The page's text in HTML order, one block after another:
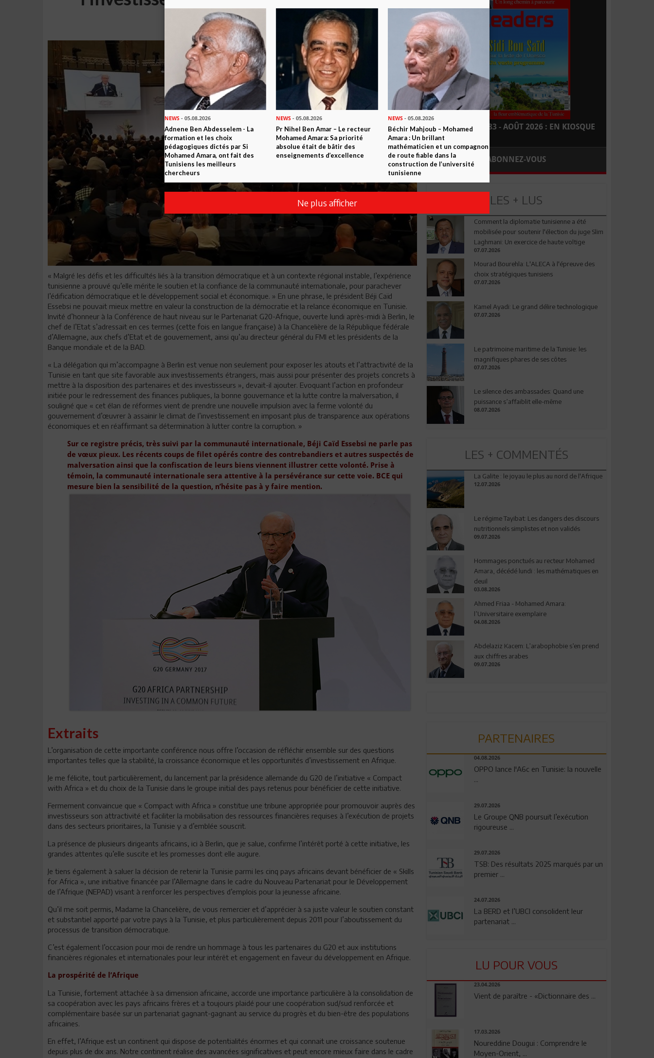
corruption
« Malgré les défis et les difficultés liés à la transition démocratique et à un contexte régional instable, l’expérience
tunisienne a prouvé qu’elle mérite le soutien et la confiance de la communauté internationale, pour parachever
l’édification démocratique et le développement social et économique. » En une phrase, le président Béji Caïd
Essebsi ne pouvait mieux mettre en valeur la construction de la démocratie et la relance économique en Tunisie.
Invité d’honneur à la Conférence de haut niveau sur le Partenariat G20-Afrique, ouverte lundi après-midi à Berlin, le
chef de l’Etat s’adressait en ces termes (cette fois en langue française) à la Chancelière de la République fédérale
d’Allemagne, aux chefs d’Etat et de gouvernement, ainsi qu’au directeur général du FMI et les présidents de la
Banque mondiale et de la BAD.
« La délégation qui m’accompagne à Berlin est venue non seulement pour exposer les atouts et l’attractivité de la
Tunisie en tant que site favorable aux investissements étrangers, mais aussi pour présenter des projets concrets à
mettre à la disposition des partenaires et des investisseurs », devait-il ajouter. Evoquant l’action en profondeur
initiée pour le redressement des finances publiques, la bonne gouvernance et la lutte contre la malversation, il
souligné que « cet élan de réformes vient de prendre une nouvelle impulsion avec la ferme volonté du
gouvernement d’œuvrer à assainir le climat de l’investissement en imposant plus de transparence aux opérations
économiques et en réaffirmant sa détermination à lutter contre la corruption. »
Sur ce registre précis, très suivi par la communauté internationale, Béji Caïd Essebsi ne parle pas
de vœux pieux. Les récents coups de filet opérés contre des contrebandiers et autres suspectés de
malversation ainsi que la confiscation de leurs biens viennent illustrer cette volonté. Prise à
témoin, la communauté internationale sera attentive à la persévérance sur cette voie. BCE qui
mesure bien la sensibilité de la question, n’hésite pas à y faire mention.
Extraits
L’organisation de cette importante conférence nous offre l’occasion de réfléchir ensemble sur des questions
importantes telles que la stabilité, la croissance économique et les opportunités d’investissement en Afrique.
Je me félicite, tout particulièrement, du lancement par la présidence allemande du G20 de l’initiative « Compact
with Africa » et du choix de la Tunisie dans le groupe initial des pays retenus pour bénéficier de cette initiative.
Fermement convaincue que « Compact with Africa » constitue une tribune appropriée pour promouvoir auprès des
investisseurs son attractivité et faciliter la mobilisation des ressources financières requises à l’exécution de projets
dans des secteurs prioritaires, la Tunisie y a d’emblée souscrit.
La présence de plusieurs dirigeants africains, ici à Berlin, que je salue, confirme l’intérêt porté à cette initiative, les
grandes attentes qu’elle suscite et les promesses dont elle augure.
Je tiens également à saluer la décision de retenir la Tunisie parmi les cinq pays africains devant bénéficier de « Skills
for Africa », une initiative financée par l’Allemagne dans le cadre du Nouveau Partenariat pour le Développement
de l’Afrique (NEPAD) visant à renforcer les perspectives d’emplois pour la jeunesse africaine.
Qu’il me soit permis, Madame la Chancelière, de vous remercier et d’apprécier à sa juste valeur le soutien constant
et substantiel apporté par votre pays à la Tunisie, et plus particulièrement depuis 2011 pour l’aboutissement du
processus de transition démocratique.
C’est également l’occasion pour moi de rendre un hommage à tous les partenaires du G20 et aux institutions
financières régionales et internationales pour leur intérêt et engagement en faveur du développement en Afrique.
La prospérité de l’Afrique
La Tunisie, fortement attachée à sa dimension africaine, accorde une importance particulière à la consolidation de
sa coopération avec les pays africains frères et a toujours plaidé pour une coopération sud/sud renforcée et
complémentaire basée sur un partenariat gagnant-gagnant au service du progrès et du bien-être des populations
africaines.
En effet, l’Afrique est un continent qui dispose de potentialités énormes et qui connait une croissance soutenue
depuis plus de dix ans. Notre continent réalise des avancées significatives et peut encore mieux faire dans le cadre
LEADERS N° 183 - AOÛT 2026 : EN KIOSQUE
ABONNEZ-VOUS
LES + LUS
Comment la diplomatie tunisienne a été
mobilisée pour soutenir l'élection du juge Slim
Laghmani: Un exercice de haute voltige
07.07.2026
Mourad Bourehla: L'ALECA à l'épreuve des
choix stratégiques tunisiens
07.07.2026
Kamel Ayadi: Le grand délire technologique
07.07.2026
Le patrimoine maritime de la Tunisie: les
magnifiques phares de ses côtes
07.07.2026
Le silence des ambassades: Quand une
puissance s’affaiblit elle-même
08.07.2026
LES + COMMENTÉS
La Galite : le joyau le plus au nord de l'Afrique
12.07.2026
Le régime Tayibat: Les dangers des discours
nutritionnels simplistes et non validés
09.07.2026
Hommages ponctués au recteur Mohamed
Amara, décédé lundi : les mathématiques en
deuil
03.08.2026
Ahmed Friaa - Mohamed Amara:
l’Universitaire exemplaire
04.08.2026
Abdelaziz Kacem: L’arabophobie s’en prend
aux chiffres arabes
09.07.2026
PARTENAIRES
04.08.2026
OPPO lance l'A6c en Tunisie: la nouvelle
...
29.07.2026
Le Groupe QNB poursuit l’exécution
rigoureuse ...
29.07.2026
TSB: Des résultats 2025 marqués par un
premier ...
24.07.2026
La BERD et l’UBCI consolident leur
partenariat ...
LU POUR VOUS
23.04.2026
Vient de paraître - «Dictionnaire des ...
17.03.2026
Noureddine Dougui : Comprendre le
Moyen-Orient, ...
NEWS - 05.08.2026
Adnene Ben Abdesselem - La
formation et les choix
pédagogiques dictés par Si
Mohamed Amara, ont fait des
Tunisiens les meilleurs
chercheurs
NEWS - 05.08.2026
Pr Nihel Ben Amar – Le recteur
Mohamed Amara: Sa priorité
absolue était de bâtir des
enseignements d’excellence
NEWS- 05.08.2026
Béchir Mahjoub – Mohamed
Amara : Un brillant
mathématicien et un compagnon
de route fiable dans la
construction de l’université
tunisienne
Ne plus afficher